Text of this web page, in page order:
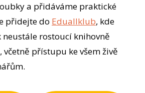
a přidáváme praktické
přidejte do Eduallklub, kde
rostoucí knihovně
včetně přístupu ke všem živě